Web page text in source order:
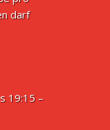
darf
19:15 –